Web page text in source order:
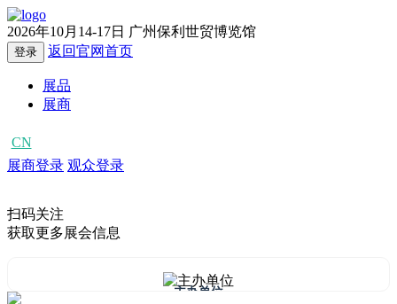
2026年10月14-17日 广州保利世贸博览馆
登录 返回官网首页
展品
展商
CN
展商登录 观众登录
扫码关注
获取更多展会信息
主办单位